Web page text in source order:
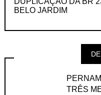
BELO JARDIM
TRÊS